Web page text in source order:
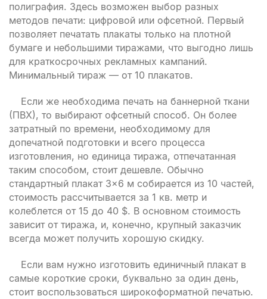
полиграфия. Здесь возможен выбор разных
методов печати: цифровой или офсетной. Первый
позволяет печатать плакаты только на плотной
бумаге и небольшими тиражами, что выгодно лишь
для краткосрочных рекламных кампаний.
Минимальный тираж — от 10 плакатов.
Если же необходима печать на баннерной ткани
(ПВХ), то выбирают офсетный способ. Он более
затратный по времени, необходимому для
допечатной подготовки и всего процесса
изготовления, но единица тиража, отпечатанная
таким способом, стоит дешевле. Обычно
стандартный плакат 3×6 м собирается из 10 частей,
стоимость рассчитывается за 1 кв. метр и
колеблется от 15 до 40 $. В основном стоимость
зависит от тиража, и, конечно, крупный заказчик
всегда может получить хорошую скидку.
Если вам нужно изготовить единичный плакат в
самые короткие сроки, буквально за один день,
стоит воспользоваться широкоформатной печатью.